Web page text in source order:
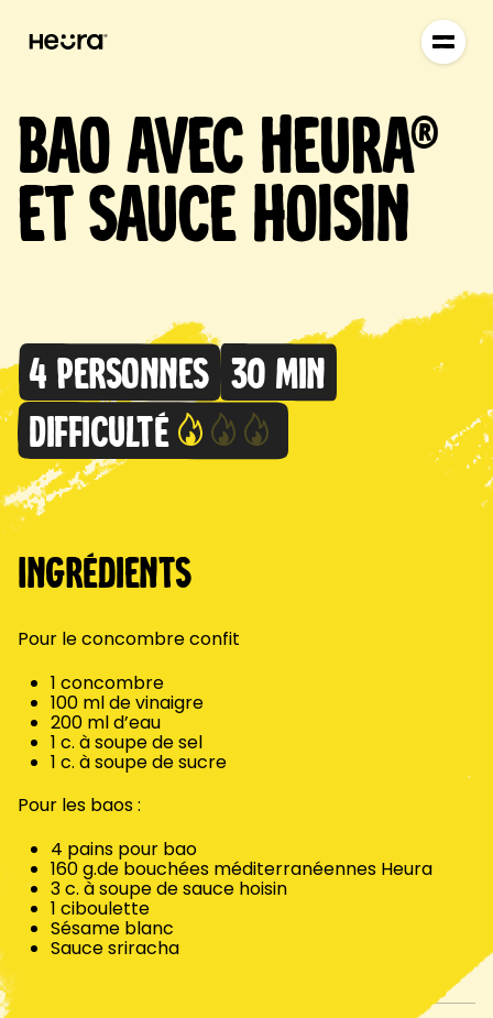
Bao avec Heura®
et sauce hoisin
4 personnes 30 min
Difficulté
Ingrédients
Pour le concombre confit
1 concombre
100 ml de vinaigre
200 ml d’eau
1 c. à soupe de sel
1 c. à soupe de sucre
Pour les baos :
4 pains pour bao
160 g.de bouchées méditerranéennes Heura
3 c. à soupe de sauce hoisin
1 ciboulette
Sésame blanc
Sauce sriracha